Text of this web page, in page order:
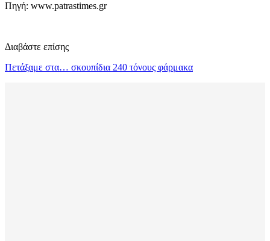
Πηγή: www.patrastimes.gr
Διαβάστε επίσης
Πετάξαμε στα… σκουπίδια 240 τόνους φάρμακα